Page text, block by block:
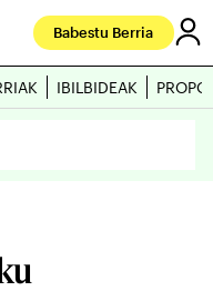
Babestu Berria
IBILBIDEAK